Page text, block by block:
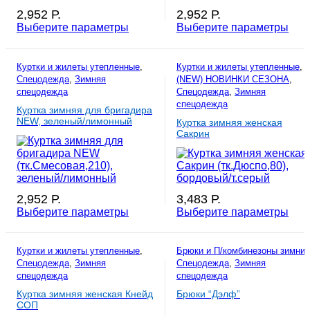
2,952 Р.
Выберите параметры
2,952 Р.
Выберите параметры
Куртки и жилеты утепленные
Спецодежда Зимняя
спецодежда
Куртка зимняя для бригадира
NEW, зеленый/лимонный
2,952 Р.
Выберите параметры
Куртки и жилеты утепленные
(NEW) НОВИНКИ СЕЗОНА
Спецодежда Зимняя
спецодежда
Куртка зимняя женская
Сакрин
3,483 Р.
Выберите параметры
Куртки и жилеты утепленные
Спецодежда Зимняя
спецодежда
Куртка зимняя женская Кнейд
СОП
Брюки и П/комбинезоны зимние
Спецодежда Зимняя
спецодежда
Брюки “Дэлф”